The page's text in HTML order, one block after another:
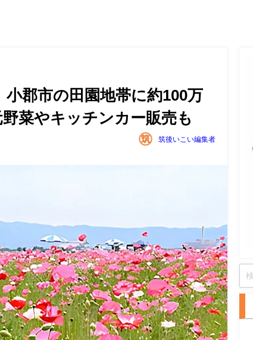
小郡市の田園地帯に約100万
菜やキッチンカー販売も
筑後いこい編集者